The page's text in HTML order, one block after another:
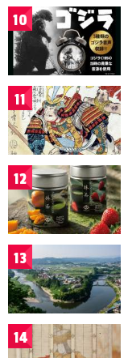
10
11
12
13
14